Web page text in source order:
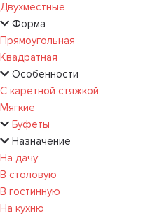
Двухместные
Форма
Прямоугольная
Квадратная
Особенности
С каретной стяжкой
Мягкие
Буфеты
Назначение
На дачу
В столовую
В гостинную
На кухню